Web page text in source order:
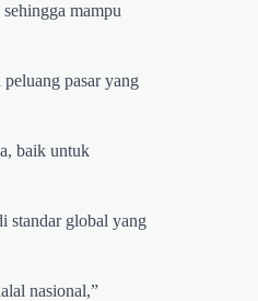
mampu
pasar yang
baik untuk
standar global yang
nasional,”